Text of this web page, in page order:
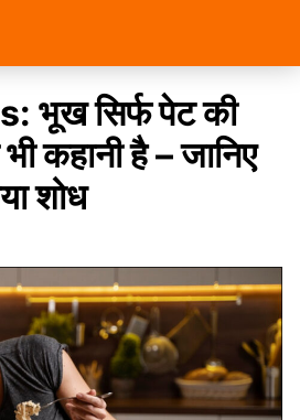
भूख सिर्फ पेट की
कहानी है – जानिए
शोध